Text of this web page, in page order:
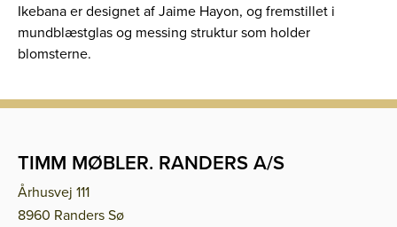
Ikebana er designet af Jaime Hayon, og fremstillet i
mundblæstglas og messing struktur som holder
blomsterne.
TIMM MØBLER. RANDERS A/S
Århusvej 111
8960 Randers Sø